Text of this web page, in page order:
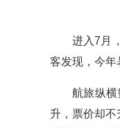
进入7月
客发现，今年
航旅纵
升，票价却